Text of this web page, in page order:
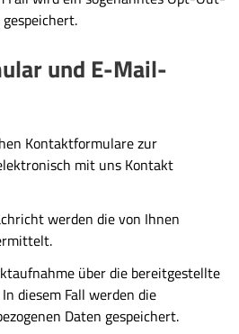
und E-Mail-
Kontaktformulare zur
mit uns Kontakt
werden die von Ihnen
über die bereitgestellte
diesem Fall werden die
Daten gespeichert.